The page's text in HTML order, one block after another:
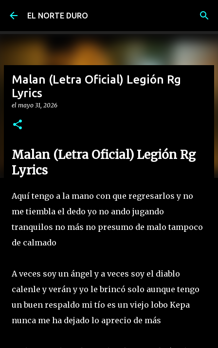
Ir al contenido principal
EL NORTE DURO
Malan (Letra Oficial) Legión Rg
Lyrics
el mayo 31, 2026
Malan (Letra Oficial) Legión Rg
Lyrics
Aquí tengo a la mano con que regresarlos y no
me tiembla el dedo yo no ando jugando
tranquilos no más no presumo de malo tampoco
de calmado
A veces soy un ángel y a veces soy el diablo
calenle y verán y yo le brincó solo aunque tengo
un buen respaldo mi tío es un viejo lobo Kepa
nunca me ha dejado lo aprecio de más